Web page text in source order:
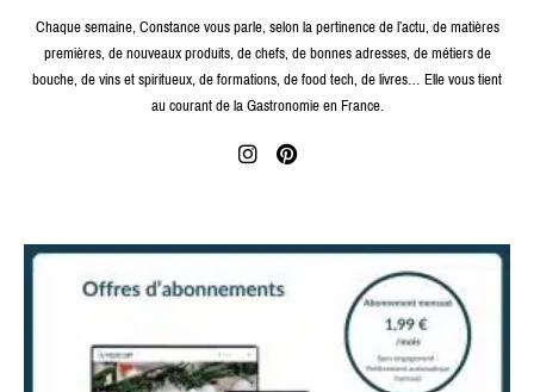
Chaque semaine, Constance vous parle, selon la pertinence de l’actu, de matières
premières, de nouveaux produits, de chefs, de bonnes adresses, de métiers de
bouche, de vins et spiritueux, de formations, de food tech, de livres… Elle vous tient
au courant de la Gastronomie en France.